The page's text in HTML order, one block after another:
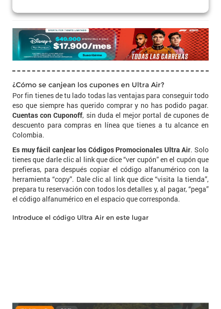
¿Cómo se canjean los cupones en Ultra Air?
Por fin tienes de tu lado todas las ventajas para conseguir todo
eso que siempre has querido comprar y no has podido pagar.
Cuentas con Cuponoff, sin duda el mejor portal de cupones de
descuento para compras en línea que tienes a tu alcance en
Colombia.
Es muy fácil canjear los Códigos Promocionales Ultra Air. Solo
tienes que darle clic al link que dice “ver cupón” en el cupón que
prefieras, para después copiar el código alfanumérico con la
herramienta “copy”. Dale clic al link que dice “visita la tienda”,
prepara tu reservación con todos los detalles y, al pagar, “pega”
el código alfanumérico en el espacio que corresponda.
Introduce el código Ultra Air en este lugar